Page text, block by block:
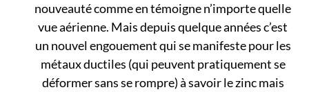
nouveauté comme en témoigne n’importe quelle
vue aérienne. Mais depuis quelque années c’est
un nouvel engouement qui se manifeste pour les
métaux ductiles (qui peuvent pratiquement se
déformer sans se rompre) à savoir le zinc mais